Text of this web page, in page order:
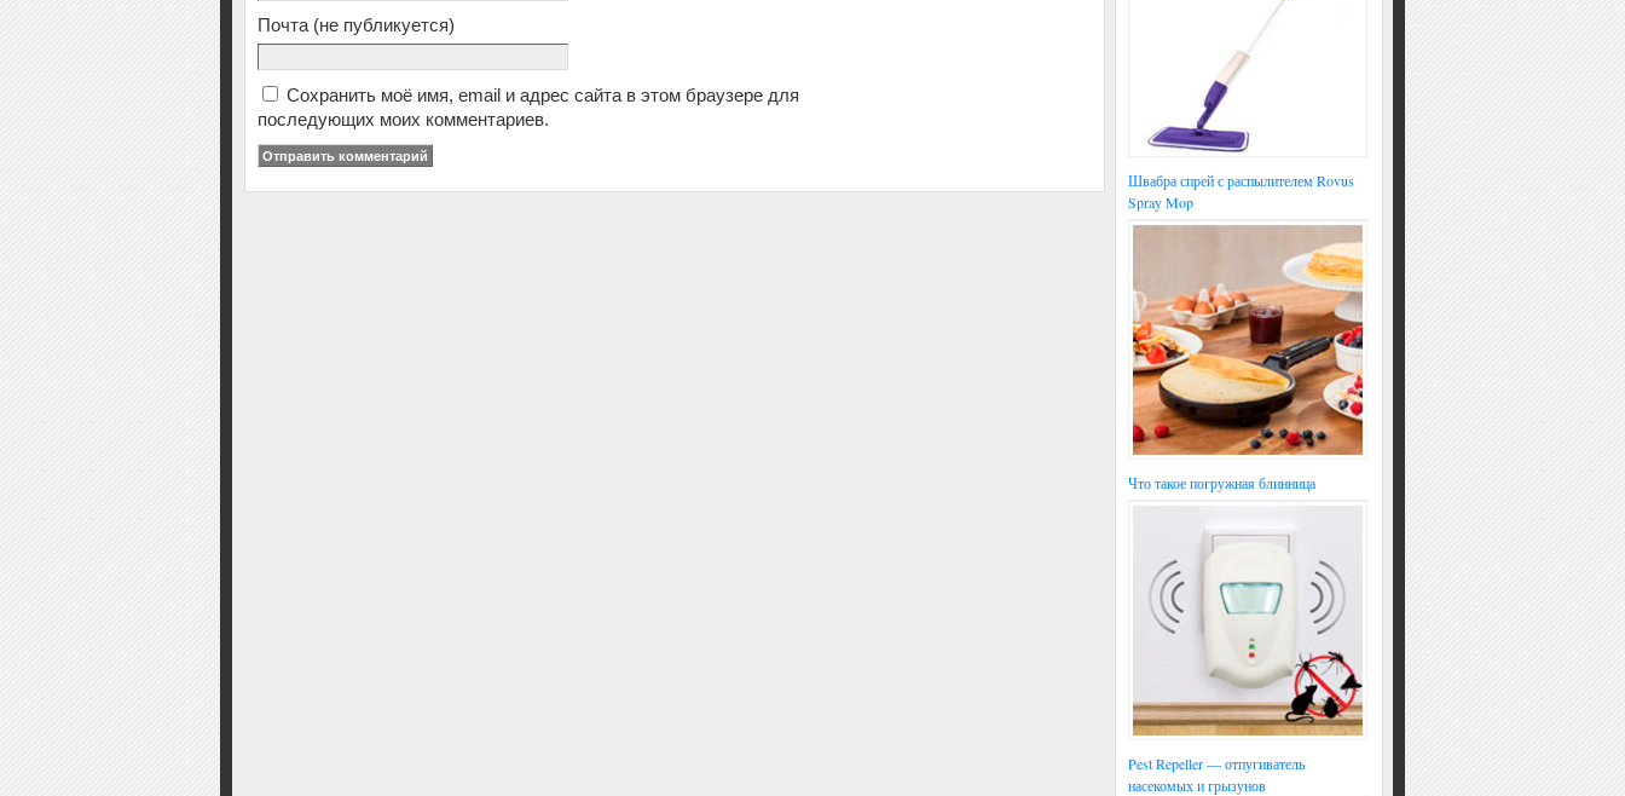
Почта (не публикуется)
Сохранить моё имя, email и адрес сайта в этом браузере для
последующих моих комментариев.
Швабра спрей с распылителем Rovus
Spray Mop
Что такое погружная блинница
Pest Repeller — отпугиватель
насекомых и грызунов